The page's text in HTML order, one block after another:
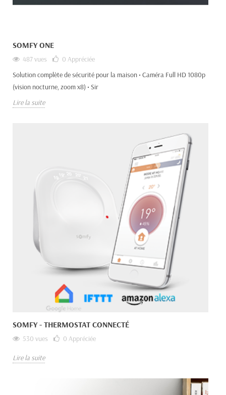
SOMFY ONE
487 vues 0 Appréciée
Solution complète de sécurité pour la maison • Caméra Full HD 1080p
(vision nocturne, zoom x8) • Sir
Lire la suite
SOMFY - THERMOSTAT CONNECTÉ
530 vues 0 Appréciée
Lire la suite